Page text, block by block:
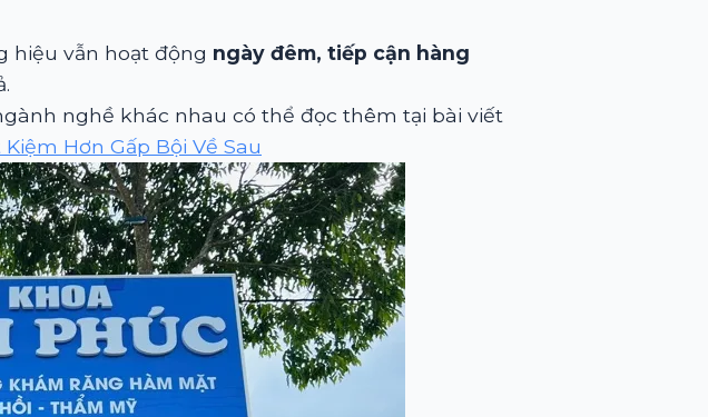
hiệu vẫn hoạt động ngày đêm, tiếp cận hàng
nghề khác nhau có thể đọc thêm tại bài viết
Hơn Gấp Bội Về Sau